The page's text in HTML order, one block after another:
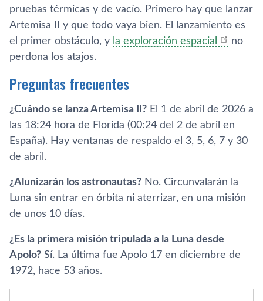
pruebas térmicas y de vacío. Primero hay que lanzar
Artemisa II y que todo vaya bien. El lanzamiento es
el primer obstáculo, y la exploración espacial
no
perdona los atajos.
Preguntas frecuentes
¿Cuándo se lanza Artemisa II? El 1 de abril de 2026 a
las 18:24 hora de Florida (00:24 del 2 de abril en
España). Hay ventanas de respaldo el 3, 5, 6, 7 y 30
de abril.
¿Alunizarán los astronautas? No. Circunvalarán la
Luna sin entrar en órbita ni aterrizar, en una misión
de unos 10 días.
¿Es la primera misión tripulada a la Luna desde
Apolo? Sí. La última fue Apolo 17 en diciembre de
1972, hace 53 años.